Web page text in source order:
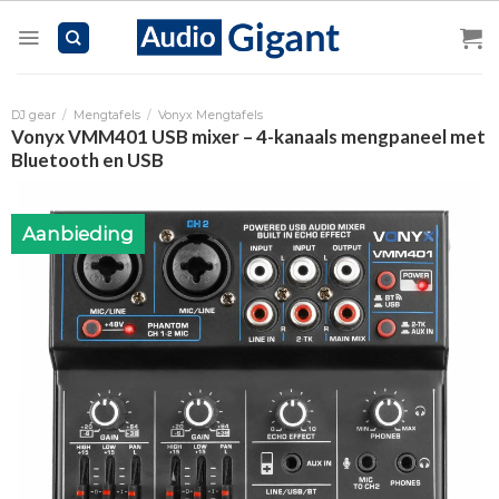
DJ gear / Mengtafels / Vonyx Mengtafels
Vonyx VMM401 USB mixer – 4-kanaals mengpaneel met
Bluetooth en USB
Aanbieding